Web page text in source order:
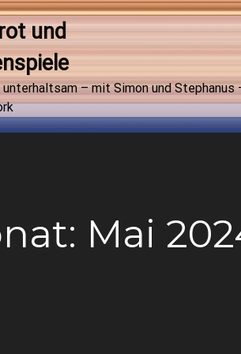
und
– mit Simon und Stephanus
Mai